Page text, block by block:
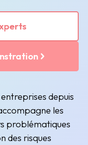
depuis
les
problématiques
des risques